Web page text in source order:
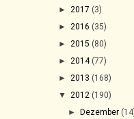
► 2017 (3)
► 2016 (35)
► 2015 (80)
► 2014 (77)
► 2013 (168)
▼ 2012 (190)
►Dezember